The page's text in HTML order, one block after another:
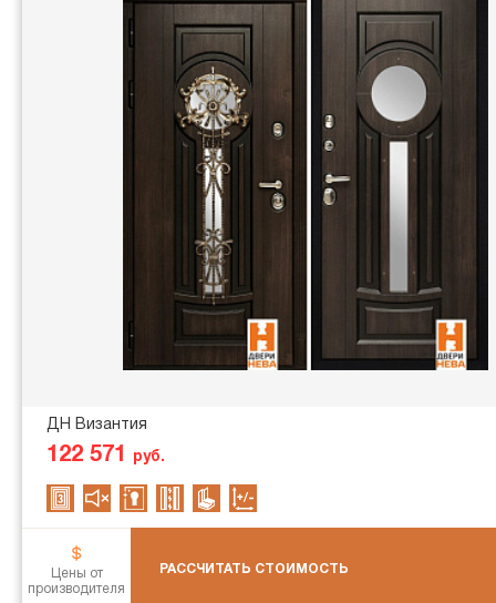
ДН Византия
122 571 руб.
Цены от
производителя
РАССЧИТАТЬ СТОИМОСТЬ